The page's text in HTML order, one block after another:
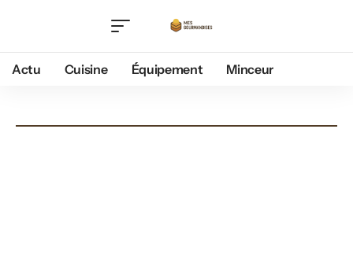
Actu Cuisine Équipement Minceur